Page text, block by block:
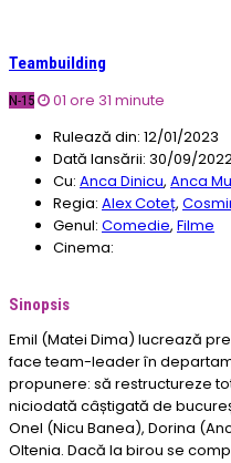
Teambuilding
N-15
01 ore 31 minute
Rulează din: 12/01/2023
Dată lansării: 30/09/
Cu: Anca Dinicu, Anca
Regia: Alex Coteț,
Genul: Comedie, Filme
Cinema:
Sinopsis
Emil (Matei Dima) lucrează
face team-leader în
propunere: să restructureze
niciodată câștigată de
Onel (Nicu Banea), Dorina
Oltenia. Dacă la birou se